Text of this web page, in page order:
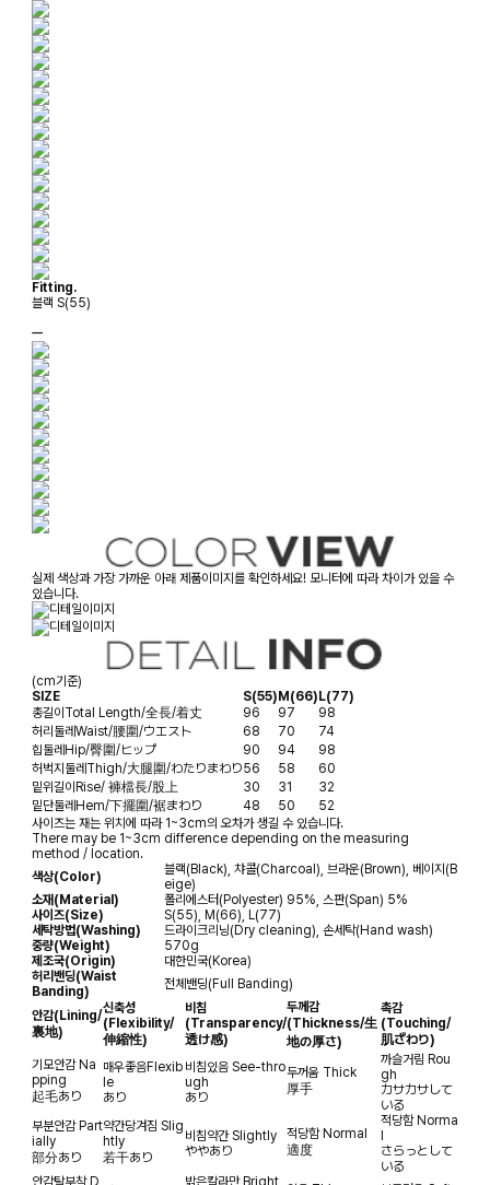
Fitting.
블랙 S(55)
ㅡ
실제 색상과 가장 가까운 아래 제품이미지를 확인하세요! 모니터에 따라 차이가 있을 수
있습니다.
(cm기준)
SIZE
S(55)M(66)L(77)
총길이Total Length/全長/着丈 96 97
98
허리둘레Waist/腰圍/ウエスト 68 70
74
힙둘레Hip/臀圍/ヒップ 90 94
98
허벅지둘레Thigh/大腿圍/わたりまわり56 58
60
밑위길이Rise/ 褲檔長/股上 30 31
32
밑단둘레Hem/下擺圍/裾まわり 48 50
52
사이즈는 재는 위치에 따라 1~3cm의 오차가 생길 수 있습니다.
There may be 1~3cm difference depending on the measuring
method / location.
색상(Color)
블랙(Black), 챠콜(Charcoal), 브라운(Brown), 베이지(B
eige)
소재(Material)
폴리에스터(Polyester) 95%, 스판(Span) 5%
사이즈(Size)
S(55), M(66), L(77)
세탁방법(Washing)
드라이크리닝(Dry cleaning), 손세탁(Hand wash)
중량(Weight)
570g
제조국(Origin)
대한민국(Korea)
허리밴딩(Waist
Banding)
전체밴딩(Full Banding)
안감(Lining/
裏地)
신축성
(Flexibility/
伸縮性)
비침
(Transparency/
透け感)
두께감
(Thickness/生
地の厚さ)
촉감
(Touching/
肌ざわり)
기모안감 Na
pping
起毛あり
매우좋음Flexib
le
あり
비침있음 See-thro
ugh
あり
두꺼움 Thick
厚手
까슬거림 Rou
gh
カサカサして
いる
부분안감 Part
ially
部分あり
약간당겨짐 Slig
htly
若干あり
비침약간Slightly
ややあり
적당함 Normal
適度
적당함 Norma
l
さらっとして
いる
안감탈부착 D 밝은칼라만 Bright